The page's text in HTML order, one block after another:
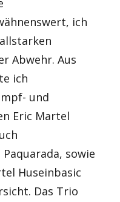
ich
Abwehr. Aus
ich
und
Eric Martel
sowie
Huseinbasic
Das Trio